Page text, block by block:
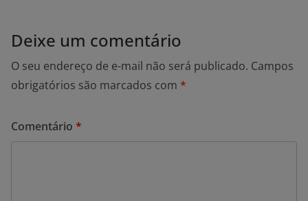
Deixe um comentário
O seu endereço de e-mail não será publicado. Campos
obrigatórios são marcados com *
Comentário *